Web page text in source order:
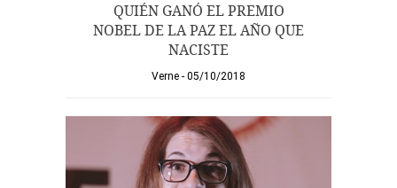
QUIÉN GANÓ EL PREMIO
NOBEL DE LA PAZ EL AÑO QUE
NACISTE
Verne 05/10/2018